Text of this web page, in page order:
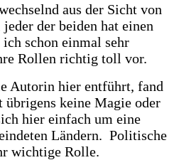
aus der Sicht von
der beiden hat einen
ich schon einmal sehr
Rollen richtig toll vor.
Autorin hier entführt, fand
übrigens keine Magie oder
hier einfach um eine
Ländern. Politische
wichtige Rolle.